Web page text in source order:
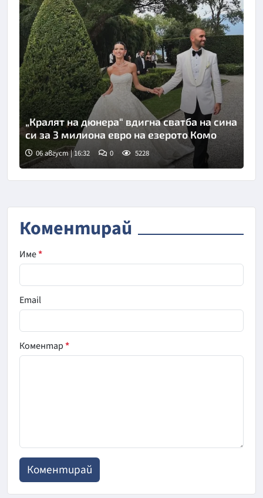
Снимка: Инстаграм
„Кралят на дюнера“ вдигна сватба на сина
си за 3 милиона евро на езерото Комо
06 август | 16:32 0 5228
Коментирай
Име*
Email
Коментар*